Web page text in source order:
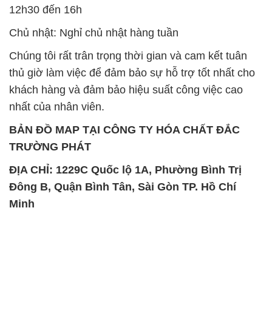
12h30 đến 16h
Chủ nhật: Nghỉ chủ nhật hàng tuần
Chúng tôi rất trân trọng thời gian và cam kết tuân
thủ giờ làm việc để đảm bảo sự hỗ trợ tốt nhất cho
khách hàng và đảm bảo hiệu suất công việc cao
nhất của nhân viên.
BẢN ĐỒ MAP TẠI CÔNG TY HÓA CHẤT ĐẮC
TRƯỜNG PHÁT
ĐỊA CHỈ: 1229C Quốc lộ 1A, Phường Bình Trị
Đông B, Quận Bình Tân, Sài Gòn TP. Hồ Chí
Minh